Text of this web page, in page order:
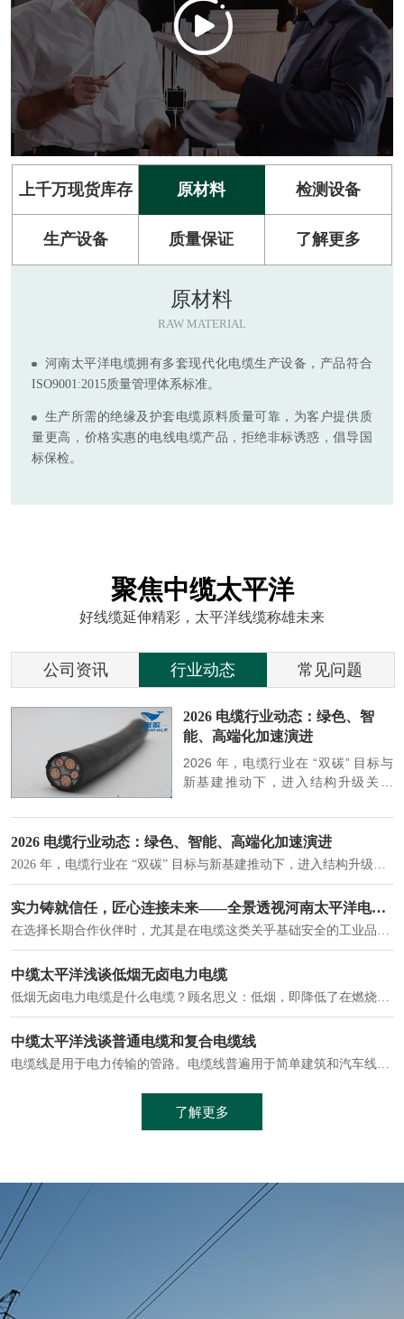
上千万现货库存 原材料 检测设备
生产设备 质量保证 了解更多
原材料
RAW MATERIAL
河南太平洋电缆拥有多套现代化电缆生产设备，产品符合
ISO9001:2015质量管理体系标准。
生产所需的绝缘及护套电缆原料质量可靠，为客户提供质
量更高，价格实惠的电线电缆产品，拒绝非标诱惑，倡导国
标保检。
聚焦中缆太平洋
好线缆延伸精彩，太平洋线缆称雄未来
公司资讯 行业动态 常见问题
2026 电缆行业动态：绿色、智
能、高端化加速演进
2026 年，电缆行业在 “双碳” 目标与
新基建推动下，进入结构升级关键
大清晰趋势，市场格局持续优化。
2026 电缆行业动态：绿色、智能、高端化加速演进
实力铸就信任，匠心连接未来——全景透视河南太平洋电缆厂
在选择长期合作伙伴时，尤其是在电缆这类关乎基础安全的工业品上，供应商的“内在实力”远比一纸报价单更重要。今天，我们邀请您“云参观”河南太平洋电缆厂，透过每一个细节，看我们如何将“可靠”二字，铸入每一米电缆。
中缆太平洋浅谈低烟无卤电力电缆
低烟无卤电力电缆是什么电缆？顾名思义：低烟，即降低了在燃烧时有害物体的产生；卤素对于人体来说是一种有毒气体，无卤就是没有毒气体的释放，通常是针对电缆遇火灾时而言的。低烟无卤电力电缆又可以称之为环保电缆，低烟无卤电缆大多数用于医院和对环境卫生要求比较严格的地方。
中缆太平洋浅谈普通电缆和复合电缆线
电缆线是用于电力传输的管路。电缆线普遍用于简单建筑和汽车线材，作为能源输送缆线，电缆线的复杂结构勿庸置疑。根据目标功能，电缆线具有以下一些特点：建筑用和车用线材要求轻质、大批量生产、价格低廉、具有相当的电学和力学性能和长时间的耐老化性能；工业用线材必须具有符合客户要求的性能；
了解更多